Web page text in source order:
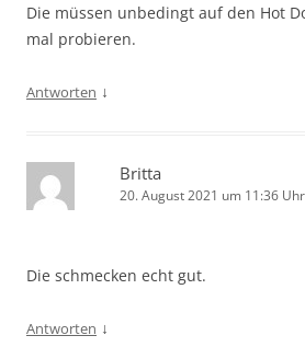
Die müssen unbedingt auf den Hot
mal probieren.
Antworten ↓
Britta
20. August 2021 um 11:36 Uhr
Die schmecken echt gut.
Antworten ↓